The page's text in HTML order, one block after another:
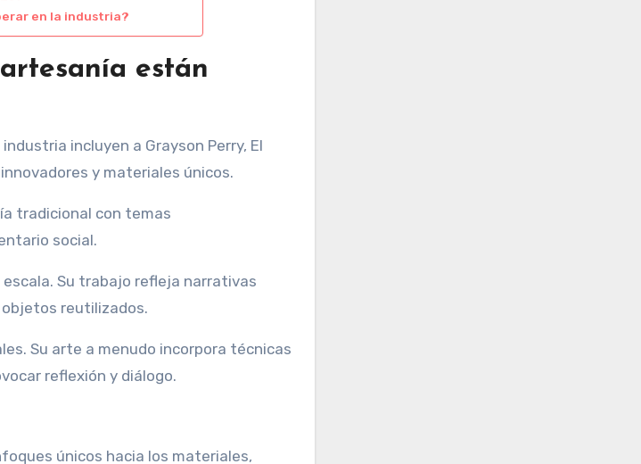
en la industria?
están
incluyen a Grayson Perry, El
y materiales únicos.
tradicional con temas
social.
Su trabajo refleja narrativas
reutilizados.
Su arte a menudo incorpora técnicas
reflexión y diálogo.
únicos hacia los materiales,